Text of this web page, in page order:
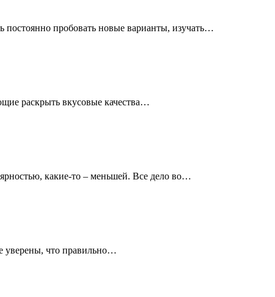
постоянно пробовать новые варианты, изучать…
раскрыть вкусовые качества…
какие-то – меньшей. Все дело во…
уверены, что правильно…